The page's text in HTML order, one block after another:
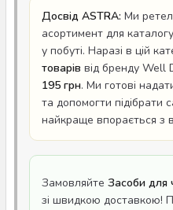
Досвід ASTRA: Ми
асортимент для
у побуті. Наразі в цій
товарів від бренду Well
195 грн. Ми готові
та допомогти підібрати
найкраще впорається
Замовляйте Засоби для
зі швидкою доставкою!